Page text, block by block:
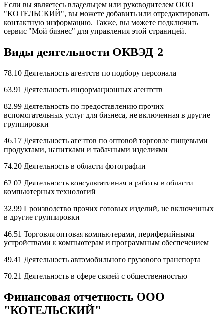
Если вы являетесь владельцем или руководителем ООО
"КОТЕЛЬСКИЙ", вы можете добавить или отредактировать
контактную информацию. Также, вы можете подключить
сервис "Мой бизнес" для управления этой страницей.
Виды деятельности ОКВЭД-2
78.10 Деятельность агентств по подбору персонала
63.91 Деятельность информационных агентств
82.99 Деятельность по предоставлению прочих
вспомогательных услуг для бизнеса, не включенная в другие
группировки
46.17 Деятельность агентов по оптовой торговле пищевыми
продуктами, напитками и табачными изделиями
74.20 Деятельность в области фотографии
62.02 Деятельность консультативная и работы в области
компьютерных технологий
32.99 Производство прочих готовых изделий, не включенных
в другие группировки
46.51 Торговля оптовая компьютерами, периферийными
устройствами к компьютерам и программным обеспечением
49.41 Деятельность автомобильного грузового транспорта
70.21 Деятельность в сфере связей с общественностью
Финансовая отчетность ООО
"КОТЕЛЬСКИЙ"